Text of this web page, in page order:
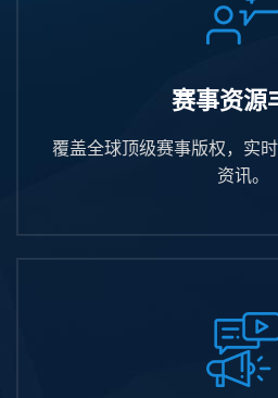
赛事资源
覆盖全球顶级赛事版权，实
资讯。